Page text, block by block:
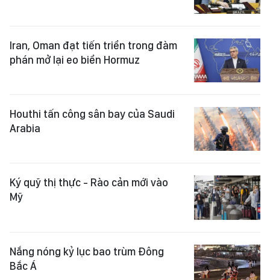
Iran, Oman đạt tiến triển trong đàm
phán mở lại eo biển Hormuz
Houthi tấn công sân bay của Saudi
Arabia
Ký quỹ thị thực - Rào cản mới vào
Mỹ
Nắng nóng kỷ lục bao trùm Đông
Bắc Á